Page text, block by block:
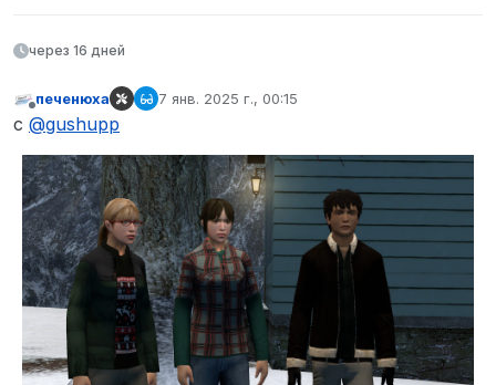
через 16 дней
Не в сети
печенюха 7 янв. 2025 г., 00:15
отредактировано
с @gushupp